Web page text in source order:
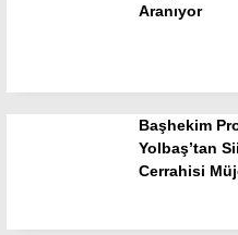
Aranıyor
Başhekim
Yolbaş’tan
Cerrahisi